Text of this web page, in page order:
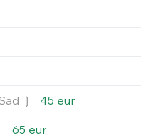
❳ 45 eur
65 eur